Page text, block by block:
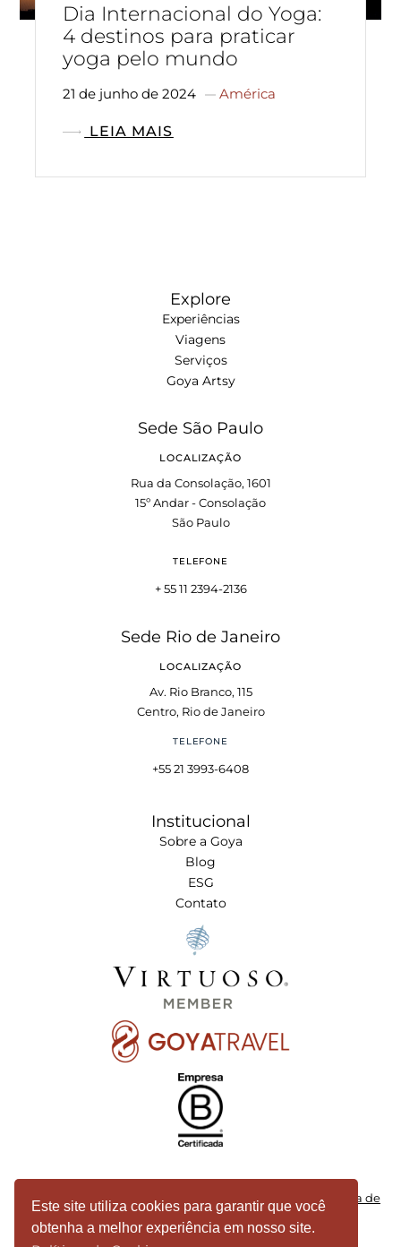
Dia Internacional do Yoga:
4 destinos para praticar
yoga pelo mundo
21 de junho de 2024 América
LEIA MAIS
Explore
Experiências
Viagens
Serviços
Goya Artsy
Sede São Paulo
LOCALIZAÇÃO
Rua da Consolação, 1601
15º Andar - Consolação
São Paulo
TELEFONE
+ 55 11 2394-2136
Sede Rio de Janeiro
LOCALIZAÇÃO
Av. Rio Branco, 115
Centro, Rio de Janeiro
TELEFONE
+55 21 3993-6408
Institucional
Sobre a Goya
Blog
ESG
Contato
2024 © Goya by Copastur | Política de Privacidade
Política de
Cookies
|Política de Segurança da Informação
Este site utiliza cookies para garantir que você
obtenha a melhor experiência em nosso site.